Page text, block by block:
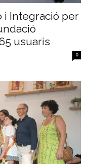
i Integració per
usuaris
0